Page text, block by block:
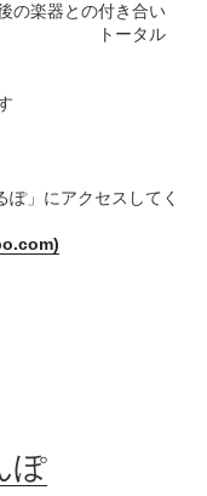
楽器との付き合い
ータル
」にアクセスしてく
ぽ